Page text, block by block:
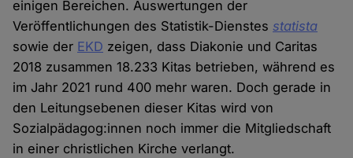
einigen Bereichen. Auswertungen der
Veröffentlichungen des Statistik-Dienstesstatista
sowie der EKD zeigen, dass Diakonie und Caritas
2018 zusammen 18.233 Kitas betrieben, während es
im Jahr 2021 rund 400 mehr waren. Doch gerade in
den Leitungsebenen dieser Kitas wird von
Sozialpädagog:innen noch immer die Mitgliedschaft
in einer christlichen Kirche verlangt.